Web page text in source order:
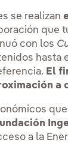
se realizan
que
con los
hasta
El
a la